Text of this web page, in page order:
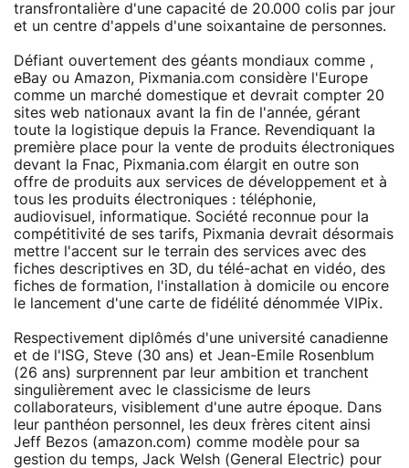
transfrontalière d'une capacité de 20.000 colis par jour
et un centre d'appels d'une soixantaine de personnes.
Défiant ouvertement des géants mondiaux comme ,
eBay ou Amazon, Pixmania.com considère l'Europe
comme un marché domestique et devrait compter 20
sites web nationaux avant la fin de l'année, gérant
toute la logistique depuis la France. Revendiquant la
première place pour la vente de produits électroniques
devant la Fnac, Pixmania.com élargit en outre son
offre de produits aux services de développement et à
tous les produits électroniques : téléphonie,
audiovisuel, informatique. Société reconnue pour la
compétitivité de ses tarifs, Pixmania devrait désormais
mettre l'accent sur le terrain des services avec des
fiches descriptives en 3D, du télé-achat en vidéo, des
fiches de formation, l'installation à domicile ou encore
le lancement d'une carte de fidélité dénommée VIPix.
Respectivement diplômés d'une université canadienne
et de l'ISG, Steve (30 ans) et Jean-Emile Rosenblum
(26 ans) surprennent par leur ambition et tranchent
singulièrement avec le classicisme de leurs
collaborateurs, visiblement d'une autre époque. Dans
leur panthéon personnel, les deux frères citent ainsi
Jeff Bezos (amazon.com) comme modèle pour sa
gestion du temps, Jack Welsh (General Electric) pour